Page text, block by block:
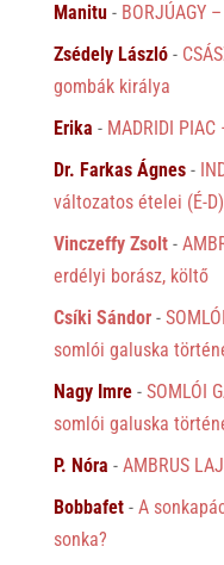
Manitu- BORJÚAGY
Zsédely László-
gombák királya
Erika - MADRIDI
Dr. Farkas Ágnes-
változatos ételei (É-D)
Vinczeffy Zsolt-
erdélyi borász, költő
Csíki Sándor-
somlói galuska
Nagy Imre- SOMLÓI
somlói galuska
P. Nóra - AMBRUS
Bobbafet- A
sonka?